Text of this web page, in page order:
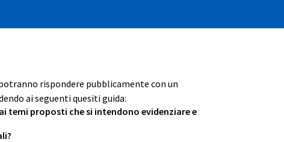
rispondere pubblicamente con un
ai seguenti quesiti guida:
temi proposti che si intendono evidenziare e